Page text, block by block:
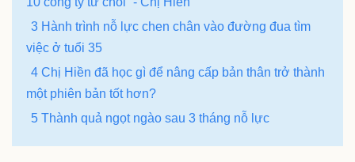
3 Hành trình nỗ lực chen chân vào đường đua tìm
việc ở tuổi 35
4 Chị Hiền đã học gì để nâng cấp bản thân trở thành
một phiên bản tốt hơn?
5 Thành quả ngọt ngào sau 3 tháng nỗ lực